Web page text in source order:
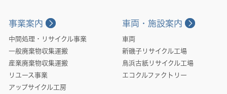
事業案内
中間処理・リサイクル事業
一般廃棄物収集運搬
産業廃棄物収集運搬
リユース事業
アップサイクル工房
車両・施設案内
車両
新磯子リサイクル工場
鳥浜古紙リサイクル工場
エコクルファクトリー